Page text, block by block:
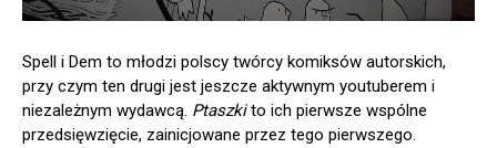
Spell i Dem to młodzi polscy twórcy komiksów autorskich,
przy czym ten drugi jest jeszcze aktywnym youtuberem i
niezależnym wydawcą. Ptaszkito ich pierwsze wspólne
przedsięwzięcie, zainicjowane przez tego pierwszego.